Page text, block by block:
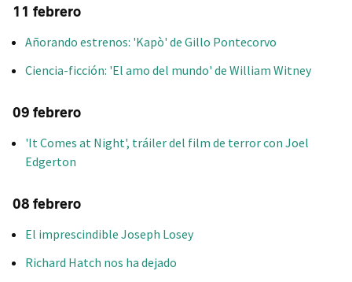
11 febrero
Añorando estrenos: 'Kapò' de Gillo Pontecorvo
Ciencia-ficción: 'El amo del mundo' de William Witney
09 febrero
'It Comes at Night', tráiler del film de terror con Joel
Edgerton
08 febrero
El imprescindible Joseph Losey
Richard Hatch nos ha dejado